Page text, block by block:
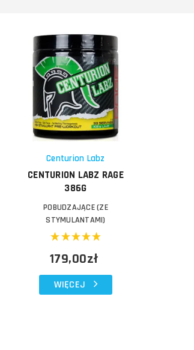
Centurion Labz
CENTURION LABZ RAGE
386G
POBUDZAJĄCE (ZE
STYMULANTAMI)
179,00zł
WIĘCEJ